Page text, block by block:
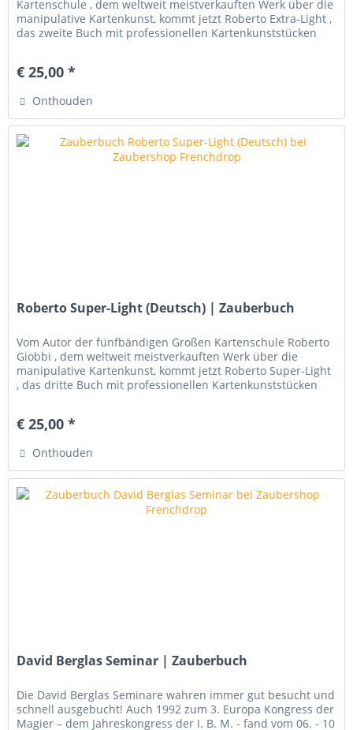
Kartenschule , dem weltweit meistverkauften Werk über die
manipulative Kartenkunst, kommt jetzt Roberto Extra-Light ,
das zweite Buch mit professionellen Kartenkunststücken
€ 25,00 *
Onthouden
Roberto Super-Light (Deutsch) | Zauberbuch
Vom Autor der fünfbändigen Großen Kartenschule Roberto
Giobbi , dem weltweit meistverkauften Werk über die
manipulative Kartenkunst, kommt jetzt Roberto Super-Light
, das dritte Buch mit professionellen Kartenkunststücken
€ 25,00 *
Onthouden
David Berglas Seminar | Zauberbuch
Die David Berglas Seminare wahren immer gut besucht und
schnell ausgebucht! Auch 1992 zum 3. Europa Kongress der
Magier – dem Jahreskongress der I. B. M. - fand vom 06. - 10